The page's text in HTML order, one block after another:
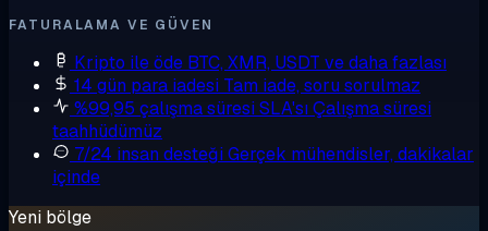
FATURALAMA VE GÜVEN
Kripto ile öde BTC, XMR, USDT ve daha fazlası
14 gün para iadesi Tam iade, soru sorulmaz
%99,95 çalışma süresi SLA'sı Çalışma süresi
taahhüdümüz
7/24 insan desteği Gerçek mühendisler, dakikalar
içinde
Yeni bölge